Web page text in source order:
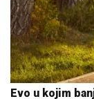
Evo u kojim